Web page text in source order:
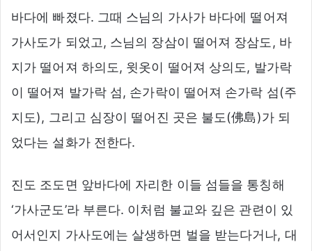
바다에 빠졌다. 그때 스님의 가사가 바다에 떨어져
가사도가 되었고, 스님의 장삼이 떨어져 장삼도, 바
지가 떨어져 하의도, 윗옷이 떨어져 상의도, 발가락
이 떨어져 발가락 섬, 손가락이 떨어져 손가락 섬(주
지도), 그리고 심장이 떨어진 곳은 불도(佛島)가 되
었다는 설화가 전한다.
진도 조도면 앞바다에 자리한 이들 섬들을 통칭해
‘가사군도’라 부른다. 이처럼 불교와 깊은 관련이 있
어서인지 가사도에는 살생하면 벌을 받는다거나, 대